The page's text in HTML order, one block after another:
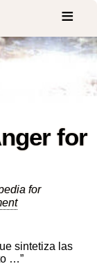
for
for
sintetiza las
…”